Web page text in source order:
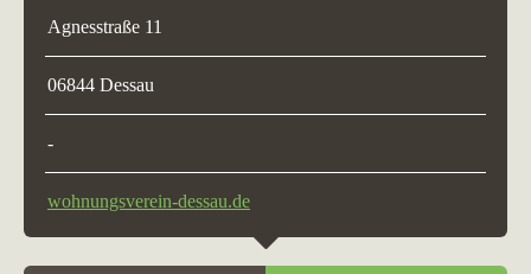
Agnesstraße 11
06844 Dessau
-
wohnungsverein-dessau.de